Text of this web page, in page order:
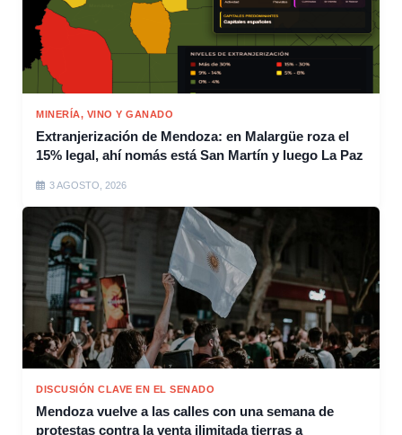
MINERÍA, VINO Y GANADO
Extranjerización de Mendoza: en Malargüe roza el
15% legal, ahí nomás está San Martín y luego La Paz
3 AGOSTO, 2026
DISCUSIÓN CLAVE EN EL SENADO
Mendoza vuelve a las calles con una semana de
protestas contra la venta ilimitada tierras a